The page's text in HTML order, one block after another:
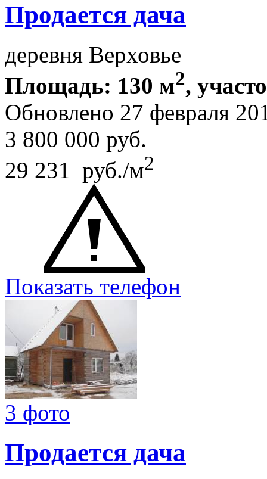
Продается дача
деревня Верховье
Площадь: 130 м2,
Обновлено 27 февраля
3 800 000 руб.
29 231 руб./м2
Показать телефон
3 фото
Продается дача